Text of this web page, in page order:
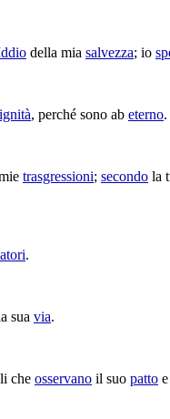
della mia salvezza; io
, perché sono ab eterno.
trasgressioni; secondo la
.
sua via.
che osservano il suo patto